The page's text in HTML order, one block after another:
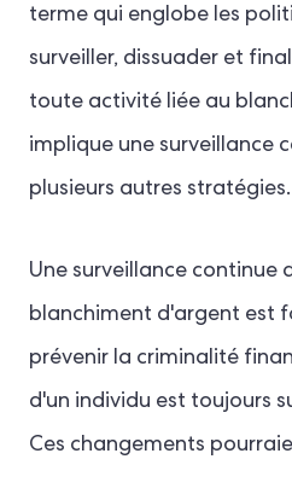
terme qui englobe les
surveiller, dissuader et
toute activité liée au
implique une surveillance
plusieurs autres stratégies.
Une surveillance continue
blanchiment d'argent est
prévenir la criminalité
d'un individu est toujours
Ces changements